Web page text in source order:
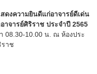
ดงความยินดีแก่อาจารย์ดีเด่น
าจารย์ศิริราช ประจำปี 2565
08.30-10.00 น. ณ ห้องประ
าช